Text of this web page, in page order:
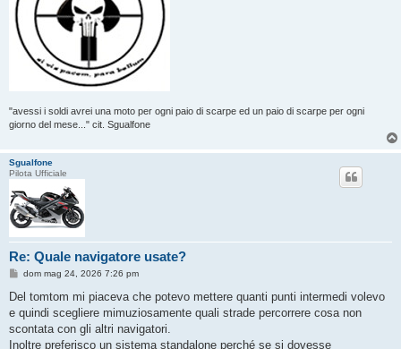
"avessi i soldi avrei una moto per ogni paio di scarpe ed un paio di scarpe per ogni
giorno del mese..." cit. Sgualfone
Sgualfone
Pilota Ufficiale
Re: Quale navigatore usate?
M
s
a
g
dom mag 24, 2026 7:26 pm
Del tomtom mi piaceva che potevo mettere quanti punti intermedi volevo
e quindi scegliere mimuziosamente quali strade percorrere cosa non
scontata con gli altri navigatori.
Inoltre preferisco un sistema standalone perché se si dovesse